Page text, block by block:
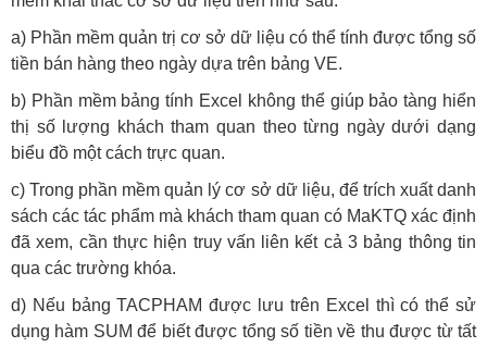
a) Phần mềm quản trị cơ sở dữ liệu có thể tính được tổng số
tiền bán hàng theo ngày dựa trên bảng VE.
b) Phần mềm bảng tính Excel không thể giúp bảo tàng hiển
thị số lượng khách tham quan theo từng ngày dưới dạng
biểu đồ một cách trực quan.
c) Trong phần mềm quản lý cơ sở dữ liệu, để trích xuất danh
sách các tác phẩm mà khách tham quan có MaKTQ xác định
đã xem, cần thực hiện truy vấn liên kết cả 3 bảng thông tin
qua các trường khóa.
d) Nếu bảng TACPHAM được lưu trên Excel thì có thể sử
dụng hàm SUM để biết được tổng số tiền về thu được từ tất